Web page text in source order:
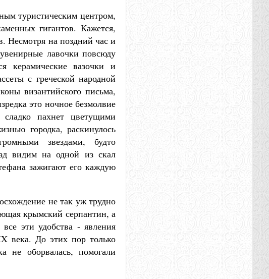
туристическим центром,
гигантов. Кажется,
Несмотря на поздний час и
лавочки повсюду
керамические вазочки и
с греческой народной
византийского письма,
это ночное безмолвие
пахнет цветущими
городка, раскинулось
звездами, будто
видим на одной из скал
зажигают его каждую
не так уж трудно
крымский серпантин, а
эти удобства - явления
века. До этих пор только
не оборвалась, помогали